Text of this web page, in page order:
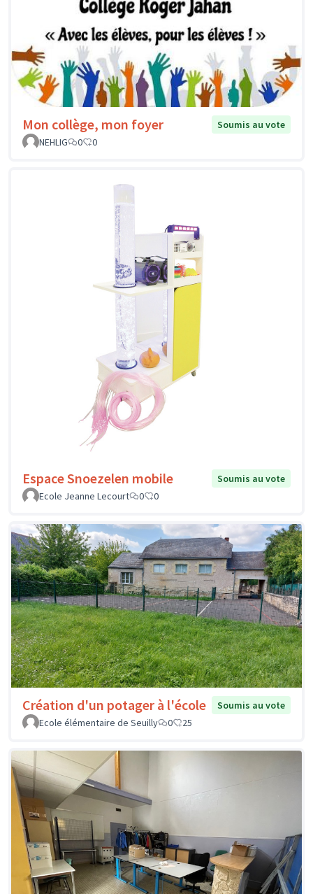
Mon collège, mon foyer
Soumis au vote
NEHLIG
0 0
Espace Snoezelen mobile
Soumis au vote
Ecole Jeanne Lecourt
0 0
Création d'un potager à l'école
Soumis au vote
Ecole élémentaire de Seuilly
0 25